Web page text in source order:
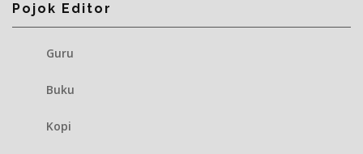
Pojok Editor
Guru
Buku
Kopi